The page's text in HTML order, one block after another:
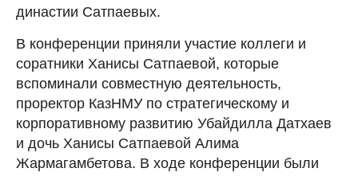
династии Сатпаевых.
В конференции приняли участие коллеги и
соратники Ханисы Сатпаевой, которые
вспоминали совместную деятельность,
проректор КазНМУ по стратегическому и
корпоративному развитию Убайдилла Датхаев
и дочь Ханисы Сатпаевой Алима
Жармагамбетова. В ходе конференции были